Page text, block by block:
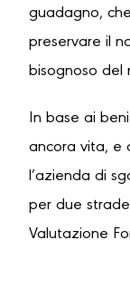
guadagno,
preservare il
bisognoso del
In base ai
ancora vita, e
l’azienda di
per due
Valutazione